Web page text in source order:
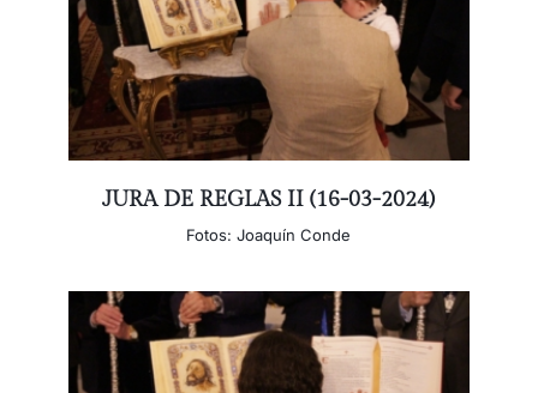
JURA DE REGLAS II (16-03-2024)
Fotos: Joaquín Conde